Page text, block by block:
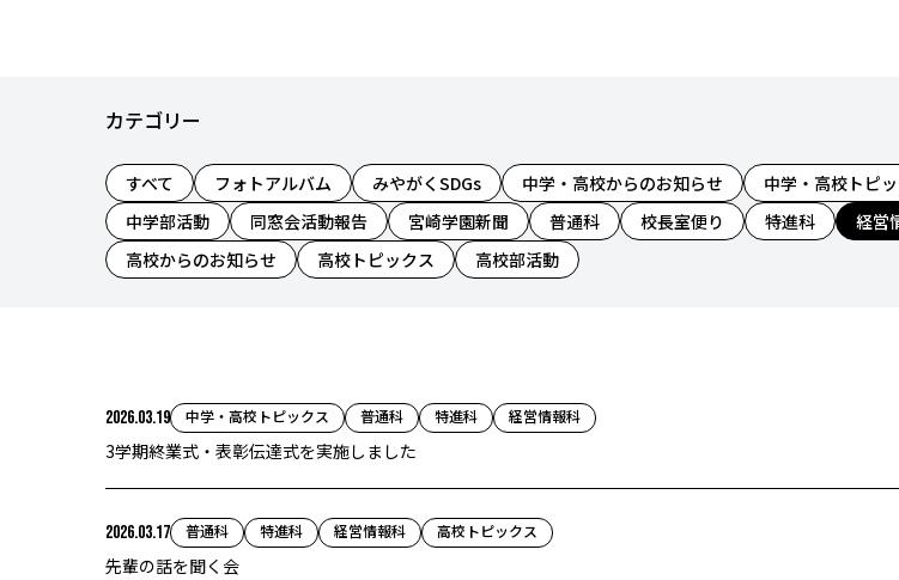
カテゴリー
すべて フォトアルバム みやがくSDGs 中学・高校からのお知らせ 中学・高校トピ
中学部活動
同窓会活動報告 宮崎学園新聞 普通科 校長室便り 特進科 経営
高校からのお知らせ
高校トピックス 高校部活動
2026.03.19 中学・高校トピックス 普通科 特進科 経営情報科
3学期終業式・表彰伝達式を実施しました
2026.03.17 普通科 特進科 経営情報科 高校トピックス
先輩の話を聞く会